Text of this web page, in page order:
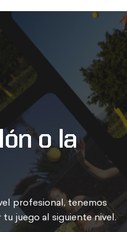
o la
profesional, tenemos
juego al siguiente nivel.